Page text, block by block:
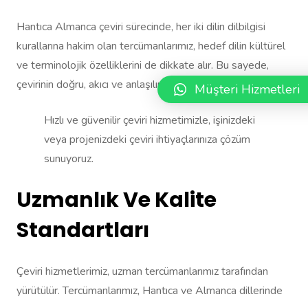
Hantıca Almanca çeviri sürecinde, her iki dilin dilbilgisi
kurallarına hakim olan tercümanlarımız, hedef dilin kültürel
ve terminolojik özelliklerini de dikkate alır. Bu sayede,
çevirinin doğru, akıcı ve anlaşılır olmasını sağlarız.
Hızlı ve güvenilir çeviri hizmetimizle, işinizdeki
veya projenizdeki çeviri ihtiyaçlarınıza çözüm
sunuyoruz.
Uzmanlık Ve Kalite
Standartları
Çeviri hizmetlerimiz, uzman tercümanlarımız tarafından
yürütülür. Tercümanlarımız, Hantıca ve Almanca dillerinde
Müşteri Hizmetleri